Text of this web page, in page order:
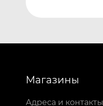
Магазины
Адреса и контакты